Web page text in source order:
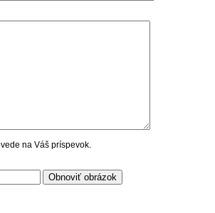
na Váš príspevok.